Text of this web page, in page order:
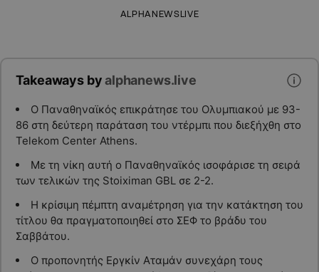
ALPHANEWSLIVE
Takeaways byalphanews.live
Ο Παναθηναϊκός επικράτησε του Ολυμπιακού με 93-
86 στη δεύτερη παράταση του ντέρμπι που διεξήχθη στο
Telekom Center Athens.
Με τη νίκη αυτή ο Παναθηναϊκός ισοφάρισε τη σειρά
των τελικών της Stoiximan GBL σε 2-2.
Η κρίσιμη πέμπτη αναμέτρηση για την κατάκτηση του
τίτλου θα πραγματοποιηθεί στο ΣΕΦ το βράδυ του
Σαββάτου.
Ο προπονητής Εργκίν Αταμάν συνεχάρη τους